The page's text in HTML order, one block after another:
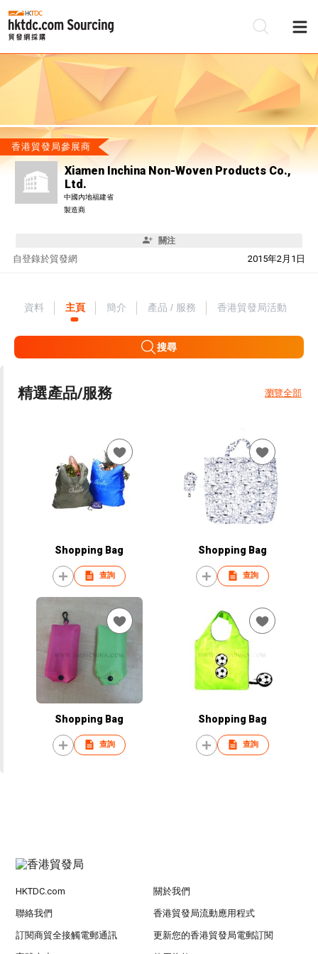
香港貿發局參展商
Xiamen Inchina Non-Woven Products Co.,
Ltd.
中國內地福建省
製造商
關注
自 2015年2月1日
登錄於貿發網
資料 主頁 簡介 產品 / 服務 香港貿發局活動
搜尋
精選產品/服務 瀏覽全部
Shopping Bag
查詢
Shopping Bag
查詢
Shopping Bag
查詢
Shopping Bag
查詢
HKTDC.com 關於我們
聯絡我們 香港貿發局流動應用程式
訂閱商貿全接觸電郵通訊 更新您的香港貿發局電郵訂閱